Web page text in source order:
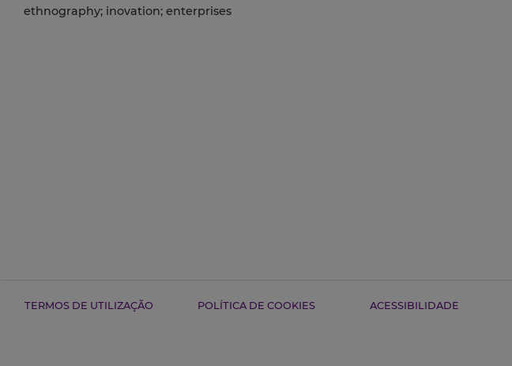
ethnography; inovation; enterprises
TERMOS DE UTILIZAÇÃO POLÍTICA DE COOKIES ACESSIBILIDADE